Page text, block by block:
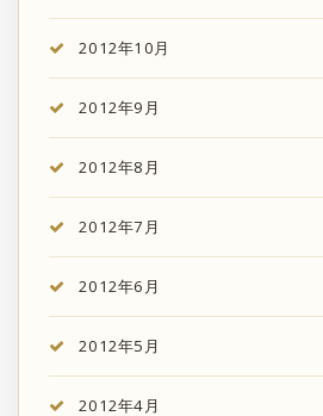
2012年10月
2012年9月
2012年8月
2012年7月
2012年6月
2012年5月
2012年4月